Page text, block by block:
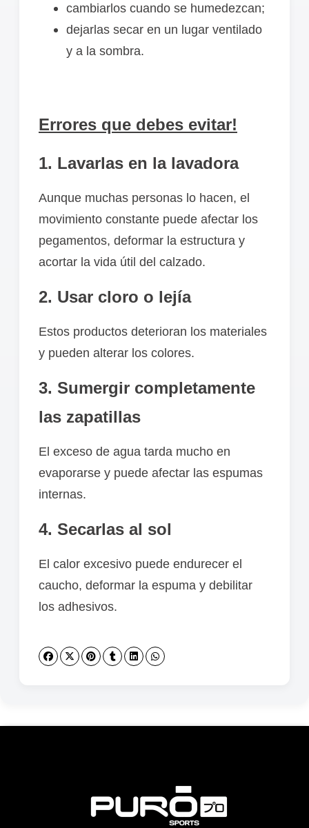
cambiarlos cuando se humedezcan;
dejarlas secar en un lugar ventilado
y a la sombra.
Errores que debes evitar!
1. Lavarlas en la lavadora
Aunque muchas personas lo hacen, el
movimiento constante puede afectar los
pegamentos, deformar la estructura y
acortar la vida útil del calzado.
2. Usar cloro o lejía
Estos productos deterioran los materiales
y pueden alterar los colores.
3. Sumergir completamente
las zapatillas
El exceso de agua tarda mucho en
evaporarse y puede afectar las espumas
internas.
4. Secarlas al sol
El calor excesivo puede endurecer el
caucho, deformar la espuma y debilitar
los adhesivos.